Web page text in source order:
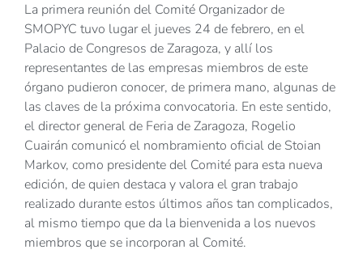
La primera reunión del Comité Organizador de
SMOPYC tuvo lugar el jueves 24 de febrero, en el
Palacio de Congresos de Zaragoza, y allí los
representantes de las empresas miembros de este
órgano pudieron conocer, de primera mano, algunas de
las claves de la próxima convocatoria. En este sentido,
el director general de Feria de Zaragoza, Rogelio
Cuairán comunicó el nombramiento oficial de Stoian
Markov, como presidente del Comité para esta nueva
edición, de quien destaca y valora el gran trabajo
realizado durante estos últimos años tan complicados,
al mismo tiempo que da la bienvenida a los nuevos
miembros que se incorporan al Comité.